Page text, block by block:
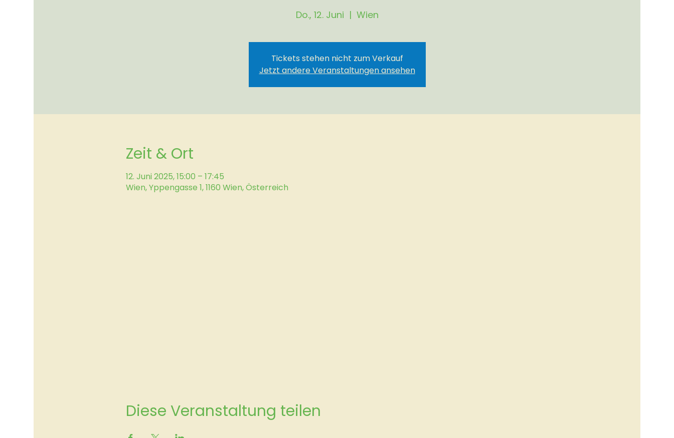
Do., 12. Juni
  |
Wien
Tickets stehen nicht zum Verkauf
Jetzt andere Veranstaltungen ansehen
Zeit & Ort
12. Juni 2025, 15:00 – 17:45
Wien, Yppengasse 1, 1160 Wien, Österreich
Diese Veranstaltung teilen